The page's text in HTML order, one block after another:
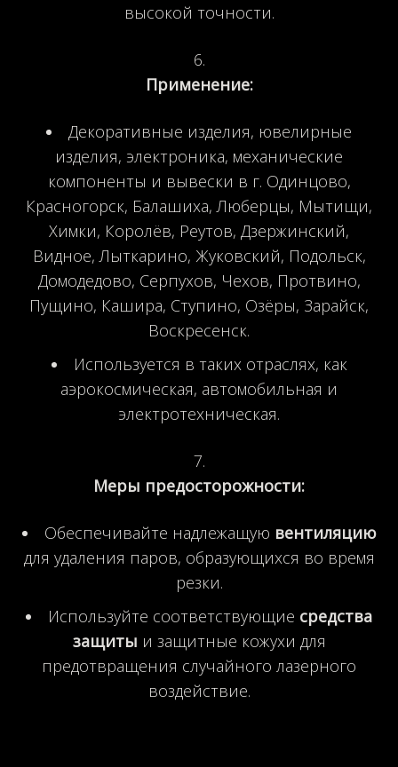
высокой точности.
Применение:
Декоративные изделия, ювелирные
изделия, электроника, механические
компоненты и вывески в г. Одинцово,
Красногорск, Балашиха, Люберцы, Мытищи,
Химки, Королёв, Реутов, Дзержинский,
Видное, Лыткарино, Жуковский, Подольск,
Домодедово, Серпухов, Чехов, Протвино,
Пущино, Кашира, Ступино, Озёры, Зарайск,
Воскресенск.
Используется в таких отраслях, как
аэрокосмическая, автомобильная и
электротехническая.
Меры предосторожности:
Обеспечивайте надлежащую вентиляцию
для удаления паров, образующихся во время
резки.
Используйте соответствующие средства
защиты и защитные кожухи для
предотвращения случайного лазерного
воздействие.